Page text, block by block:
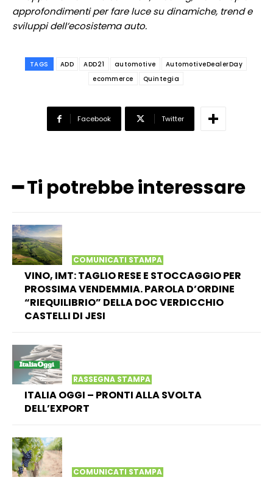
approfondimenti per fare luce su dinamiche, trend e
sviluppi dell’ecosistema auto.
TAGS ADD ADD21 automotive
AutomotiveDealerDay
ecommerce
Quintegia
Facebook Twitter
━ Ti potrebbe interessare
COMUNICATI STAMPA
VINO, IMT: TAGLIO RESE E STOCCAGGIO PER
PROSSIMA VENDEMMIA. PAROLA D’ORDINE
“RIEQUILIBRIO” DELLA DOC VERDICCHIO
CASTELLI DI JESI
RASSEGNA STAMPA
ITALIA OGGI – PRONTI ALLA SVOLTA
DELL’EXPORT
COMUNICATI STAMPA